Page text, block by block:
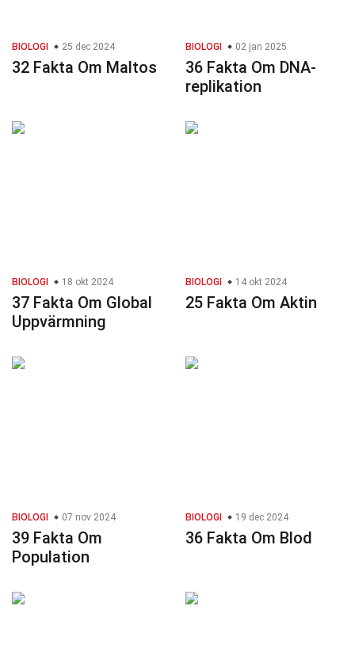
BIOLOGI 25 dec 2024
32 Fakta Om Maltos
BIOLOGI 02 jan 2025
36 Fakta Om DNA-
replikation
BIOLOGI 18 okt 2024
37 Fakta Om Global
Uppvärmning
BIOLOGI 14 okt 2024
25 Fakta Om Aktin
BIOLOGI 07 nov 2024
39 Fakta Om
Population
BIOLOGI 19 dec 2024
36 Fakta Om Blod